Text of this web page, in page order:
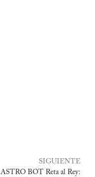
SIGUIENTE
ASTRO BOT Reta al Rey: